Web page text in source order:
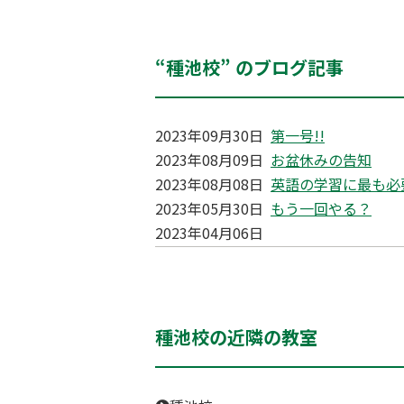
“種池校” のブログ記事
2023年09月30日 第一号!!
2023年08月09日 お盆休みの告知
2023年08月08日
2023年05月30日
英語の学習に最も
2023年04月06日
もう一回やる？
種池校の近隣の教室